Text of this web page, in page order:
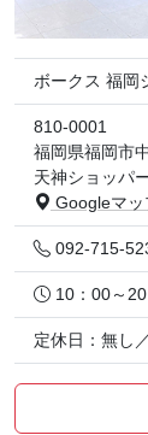
ボークス 福岡
810-0001
福岡県福岡市
天神ショッパ
Googleマッ
092-715-
10：00～
定休日：無し